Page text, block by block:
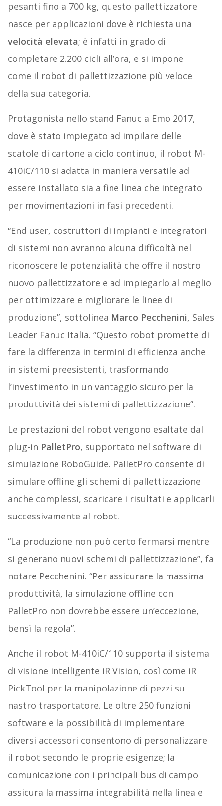
pesanti fino a 700 kg, questo pallettizzatore
nasce per applicazioni dove è richiesta una
velocità elevata; è infatti in grado di
completare 2.200 cicli all’ora, e si impone
come il robot di pallettizzazione più veloce
della sua categoria.
Protagonista nello stand Fanuc a Emo 2017,
dove è stato impiegato ad impilare delle
scatole di cartone a ciclo continuo, il robot M-
410iC/110 si adatta in maniera versatile ad
essere installato sia a fine linea che integrato
per movimentazioni in fasi precedenti.
“End user, costruttori di impianti e integratori
di sistemi non avranno alcuna difficoltà nel
riconoscere le potenzialità che offre il nostro
nuovo pallettizzatore e ad impiegarlo al meglio
per ottimizzare e migliorare le linee di
produzione”, sottolinea Marco Pecchenini, Sales
Leader Fanuc Italia. “Questo robot promette di
fare la differenza in termini di efficienza anche
in sistemi preesistenti, trasformando
l’investimento in un vantaggio sicuro per la
produttività dei sistemi di pallettizzazione”.
Le prestazioni del robot vengono esaltate dal
plug-in PalletPro, supportato nel software di
simulazione RoboGuide. PalletPro consente di
simulare offline gli schemi di pallettizzazione
anche complessi, scaricare i risultati e applicarli
successivamente al robot.
“La produzione non può certo fermarsi mentre
si generano nuovi schemi di pallettizzazione”, fa
notare Pecchenini. “Per assicurare la massima
produttività, la simulazione offline con
PalletPro non dovrebbe essere un’eccezione,
bensì la regola”.
Anche il robot M-410iC/110 supporta il sistema
di visione intelligente iR Vision, così come iR
PickTool per la manipolazione di pezzi su
nastro trasportatore. Le oltre 250 funzioni
software e la possibilità di implementare
diversi accessori consentono di personalizzare
il robot secondo le proprie esigenze; la
comunicazione con i principali bus di campo
assicura la massima integrabilità nella linea e